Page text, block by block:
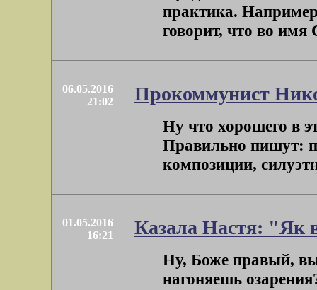
практика.
говорит, что во имя
06.05.2016
21:02
Прокоммунист
Ну что хорошего в
Правильно пишут:
композиции,
01.05.2016
16:21
Казала Настя: "Як
Ну, Боже правый,
нагоняешь